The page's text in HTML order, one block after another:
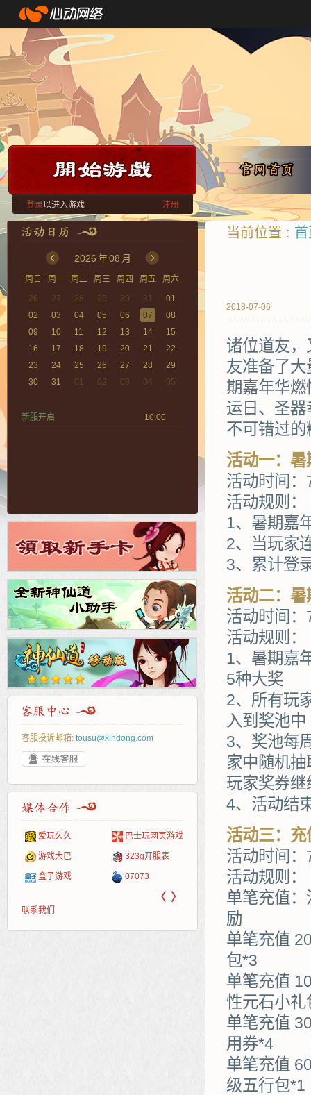
登录以进入游戏 注册
2026年08 月
周日 周一 周二 周三 周四 周五
周六
26
27 28 29 30 31
01
02
03 04 05 06 07
08
09
10 11 12 13 14
15
16
17 18 19 20 21
22
23
24 25 26 27 28
29
30
31 01 02 03 04 05
新服开启 10:00
客服投诉邮箱: tousu@xindong.com
爱玩久久 巴士玩网页游戏
游戏大巴 323g开服表
盒子游戏 07073
页游网
腾讯游戏 新浪
新浪页游 网易
多玩
pcgame 中华网
Cwan
游一游
游侠网页游戏 40407
5617网游网 一游网
开服网
斗蟹网页游戏 游戏
4q5q游戏
〈 〉
联系我们
当前位置 :
2018-07-06
诸位道友
友准备了
期嘉年华
运日、圣
不可错过
活动一：
活动时间
活动规则：
1、暑期嘉
2、当玩家
3、累计登
活动二：
活动时间
活动规则：
1、暑期嘉
5种大奖
2、所有玩
入到奖池中
3、奖池每
家中随机
玩家奖券继
4、活动结
活动三：充
活动时间
活动规则：
单笔充值
励
单笔充值
包*3
单笔充值
性元石小礼
单笔充值
用券*4
单笔充值
级五行包*1